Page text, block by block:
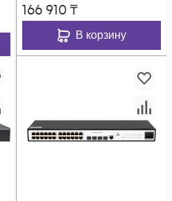
166 910₸
В корзину